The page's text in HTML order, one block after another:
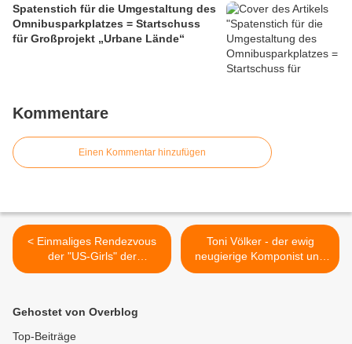
Spatenstich für die Umgestaltung des
Omnibusparkplatzes = Startschuss
für Großprojekt „Urbane Lände“
Kommentare
Einen Kommentar hinzufügen
< Einmaliges Rendezvous
der "US-Girls" der
Veitshöchheimer
Oberfranken nach der
Fernsehsitzung
Toni Völker - der ewig
neugierige Komponist und
Lehrer aus Veitshöchheim >
Gehostet von Overblog
Top-Beiträge